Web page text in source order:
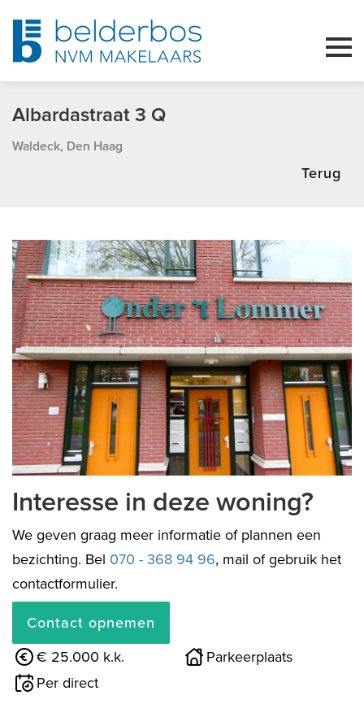
Albardastraat 3 Q
Waldeck, Den Haag
Terug
vorige
Interesse in deze woning?
We geven graag meer informatie of plannen een
bezichting. Bel 070 - 368 94 96, mail of gebruik het
contactformulier.
Contact opnemen
€ 25.000 k.k.
Parkeerplaats
Per direct